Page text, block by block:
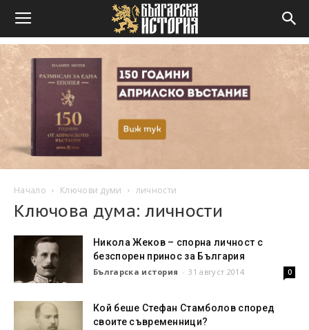
Начало Ключови думи личности
Ключова дума: личности
Никола Жеков – спорна личност с
безспорен принос за България
Българска история - 31 август 2014 0
Кой беше Стефан Стамболов според
своите съвременници?